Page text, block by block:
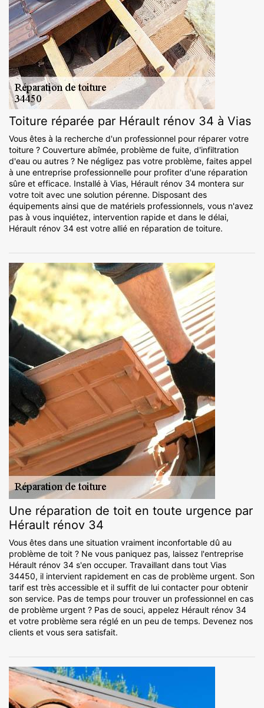
Toiture réparée par Hérault rénov 34 à Vias
Vous êtes à la recherche d'un professionnel pour réparer votre
toiture ? Couverture abîmée, problème de fuite, d'infiltration
d'eau ou autres ? Ne négligez pas votre problème, faites appel
à une entreprise professionnelle pour profiter d'une réparation
sûre et efficace. Installé à Vias, Hérault rénov 34 montera sur
votre toit avec une solution pérenne. Disposant des
équipements ainsi que de matériels professionnels, vous n'avez
pas à vous inquiétez, intervention rapide et dans le délai,
Hérault rénov 34 est votre allié en réparation de toiture.
Une réparation de toit en toute urgence par
Hérault rénov 34
Vous êtes dans une situation vraiment inconfortable dû au
problème de toit ? Ne vous paniquez pas, laissez l'entreprise
Hérault rénov 34 s'en occuper. Travaillant dans tout Vias
34450, il intervient rapidement en cas de problème urgent. Son
tarif est très accessible et il suffit de lui contacter pour obtenir
son service. Pas de temps pour trouver un professionnel en cas
de problème urgent ? Pas de souci, appelez Hérault rénov 34
et votre problème sera réglé en un peu de temps. Devenez nos
clients et vous sera satisfait.